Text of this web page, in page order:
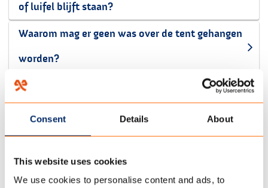
Consent Details About
This website uses cookies
We use cookies to personalise content and ads, to
of luifel blijft staan?
Waarom mag er geen was over de tent gehangen
worden?
FAQ OPBERGEN
opslaan?